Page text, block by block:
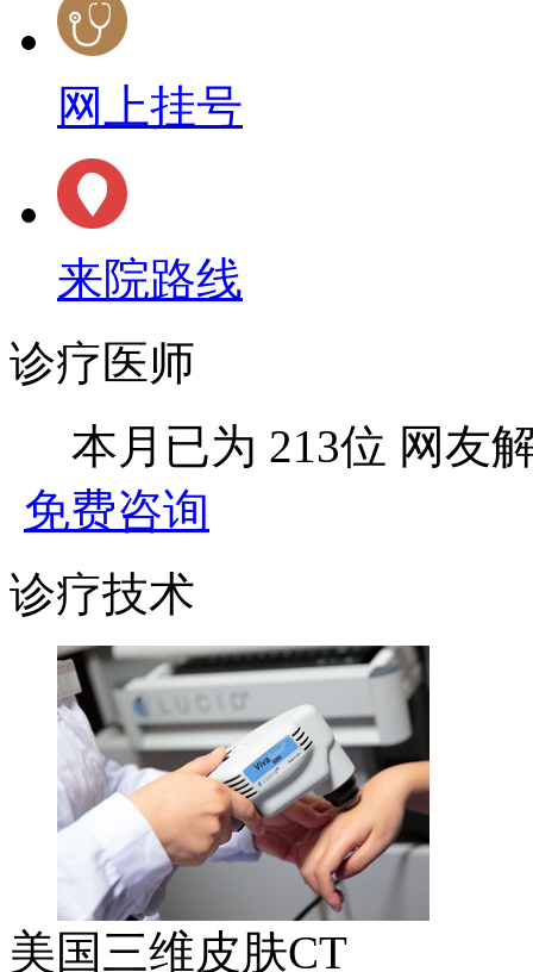
网上挂号
来院路线
诊疗医师
本月已为 213位 网友
免费咨询
诊疗技术
美国三维皮肤CT